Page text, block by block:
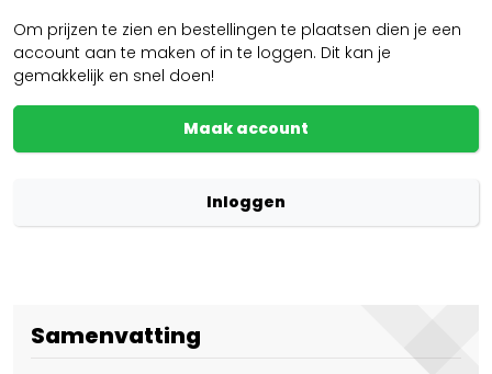
Om prijzen te zien en bestellingen te plaatsen dien je een
account aan te maken of in te loggen. Dit kan je
gemakkelijk en snel doen!
Maak account
Inloggen
Samenvatting